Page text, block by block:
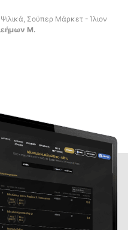
Σούπερ Μάρκετ - Ίλιον
Μ.